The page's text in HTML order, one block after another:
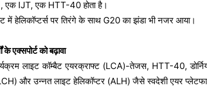
एक IJT, एक HTT-40 होता है।
में हेलिकॉप्टर्स पर तिरंगे के साथ G20 का झंडा भी नजर आया।
के एक्सपोर्ट को बढ़ावा
लाइट कॉम्बैट एयरक्राफ्ट (LCA)-तेजस, HTT-40,
और उन्नत लाइट हेलिकॉप्टर (ALH) जैसे स्वदेशी एयर